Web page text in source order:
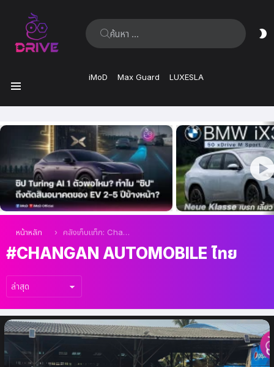
ค้นหา:
iMoD Max Guard LUXESLA
ล่าสุด
คุณอยู่ที่นี่:
หน้าหลัก คลังเก็บแท็ก: Changan Automobile ไทย
CHANGAN AUTOMOBILE ไทย
เรื่อง
ล่าสุด